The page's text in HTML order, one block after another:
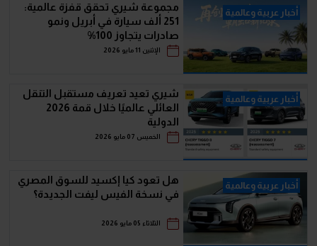
أخبار عربية وعالمية
مجموعة شيري تحقق قفزة عالمية:
251 ألف سيارة في أبريل ونمو
صادرات يتجاوز 100%
الإثنين 11 مايو 2026
أخبار عربية وعالمية
شيري تعيد تعريف مستقبل التنقل
العائلي عالميًا خلال قمة 2026
الدولية
الخميس 07 مايو 2026
أخبار عربية وعالمية
هل تعود كيا إكسيد للسوق المصري
في نسخة الفيس ليفت الجديدة؟
الثلاثاء 05 مايو 2026